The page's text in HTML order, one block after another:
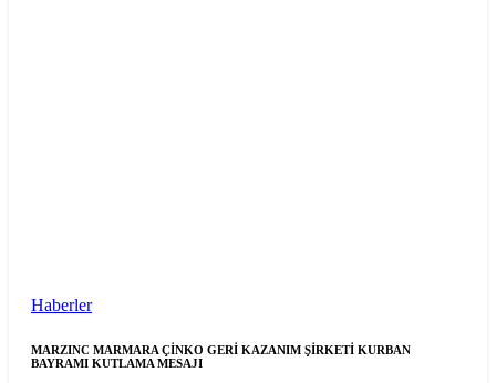
Haberler
MARZINC MARMARA ÇİNKO GERİ KAZANIM ŞİRKETİ KURBAN
BAYRAMI KUTLAMA MESAJI